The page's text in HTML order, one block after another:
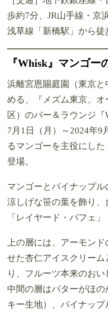
歩約7分、JR山手線・京
浅草線「新橋駅」から徒
『Whisk』マンゴー
浜離宮恩賜庭園（東京
める、『メズム東京、
区）のバー＆ラウンジ
7月1日（月）～2024年9
るマンゴーを主役にし
登場。
マンゴーとパイナップル
涼しげな笹の葉を飾り
「レイヤード・パフェ」
上の層には、アーモン
せた杏仁アイスクリー
り、フルーツ本来のおい
中間の層はバターがほ
キー生地）、パイナッ